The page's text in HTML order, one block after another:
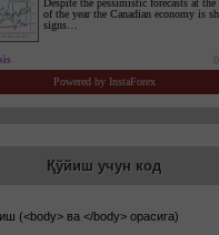
Қўйиш учун код
(<body> ва </body> орасига)